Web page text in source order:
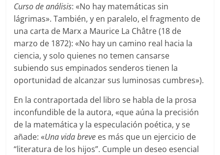
Curso de análisis: «No hay matemáticas sin
lágrimas». También, y en paralelo, el fragmento de
una carta de Marx a Maurice La Châtre (18 de
marzo de 1872): «No hay un camino real hacia la
ciencia, y solo quienes no temen cansarse
subiendo sus empinados senderos tienen la
oportunidad de alcanzar sus luminosas cumbres»).
En la contraportada del libro se habla de la prosa
inconfundible de la autora, «que aúna la precisión
de la matemática y la especulación poética, y se
añade: «Una vida breve es más que un ejercicio de
“literatura de los hijos”. Cumple un deseo esencial